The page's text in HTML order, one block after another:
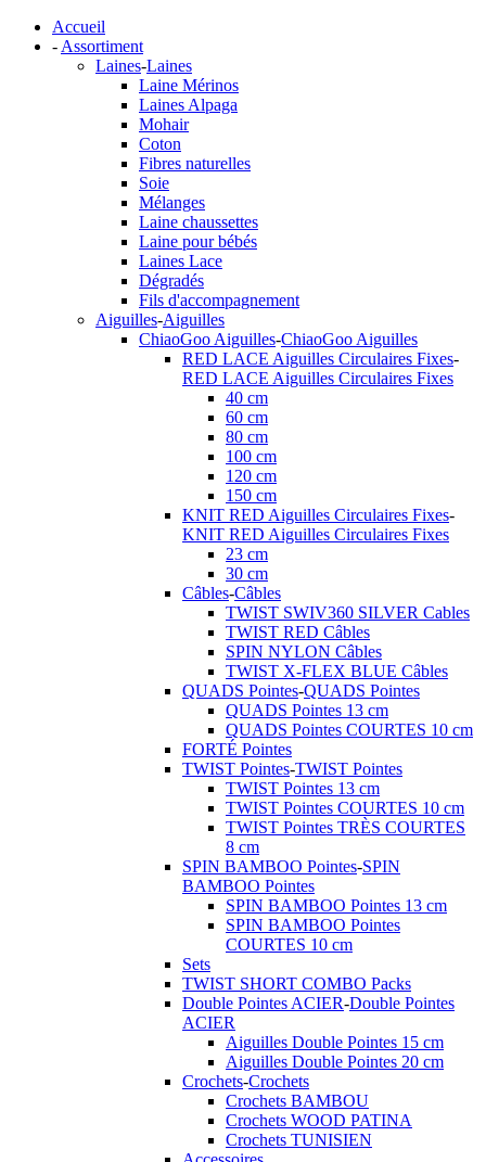
Accueil
- Assortiment
Laines-Laines
Laine Mérinos
Laines Alpaga
Mohair
Coton
Fibres naturelles
Soie
Mélanges
Laine chaussettes
Laine pour bébés
Laines Lace
Dégradés
Fils d'accompagnement
Aiguilles-Aiguilles
ChiaoGoo Aiguilles-ChiaoGoo Aiguilles
RED LACE Aiguilles Circulaires Fixes-
RED LACE Aiguilles Circulaires Fixes
40 cm
60 cm
80 cm
100 cm
120 cm
150 cm
KNIT RED Aiguilles Circulaires Fixes-
KNIT RED Aiguilles Circulaires Fixes
23 cm
30 cm
Câbles-Câbles
TWIST SWIV360 SILVER Cables
TWIST RED Câbles
SPIN NYLON Câbles
TWIST X-FLEX BLUE Câbles
QUADS Pointes-QUADS Pointes
QUADS Pointes 13 cm
QUADS Pointes COURTES 10 cm
FORTÉ Pointes
TWIST Pointes-TWIST Pointes
TWIST Pointes 13 cm
TWIST Pointes COURTES 10 cm
TWIST Pointes TRÈS COURTES
8 cm
SPIN BAMBOO Pointes-SPIN
BAMBOO Pointes
SPIN BAMBOO Pointes 13 cm
SPIN BAMBOO Pointes
COURTES 10 cm
Sets
TWIST SHORT COMBO Packs
Double Pointes ACIER-Double Pointes
ACIER
Aiguilles Double Pointes 15 cm
Aiguilles Double Pointes 20 cm
Crochets-Crochets
Crochets BAMBOU
Crochets WOOD PATINA
Crochets TUNISIEN